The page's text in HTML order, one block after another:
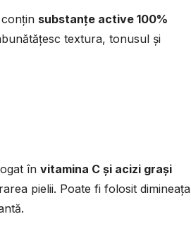
substanțe active 100%
textura, tonusul și
în vitamina C și acizi grași
pielii. Poate fi folosit dimineața